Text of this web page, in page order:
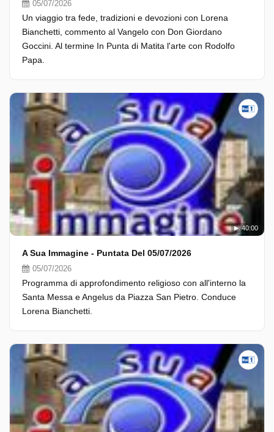
05/07/2026
Un viaggio tra fede, tradizioni e devozioni con Lorena
Bianchetti, commento al Vangelo con Don Giordano
Goccini. Al termine In Punta di Matita l'arte con Rodolfo
Papa.
40:00
A Sua Immagine - Puntata Del 05/07/2026
05/07/2026
Programma di approfondimento religioso con all'interno la
Santa Messa e Angelus da Piazza San Pietro. Conduce
Lorena Bianchetti.